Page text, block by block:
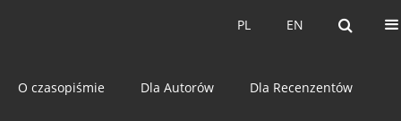
EN
PL EN
PL
O czasopiśmie Dla Autorów Dla Recenzentów
ISSN: 0044-1600